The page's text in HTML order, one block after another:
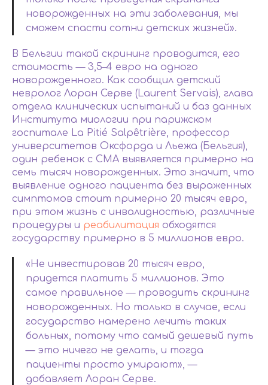
новорожденных на эти заболевания, мы
сможем спасти сотни детских жизней».
В Бельгии такой скрининг проводится, его
стоимость — 3,5–4 евро на одного
новорожденного. Как сообщил детский
невролог Лоран Серве (Laurent Servais), глава
отдела клинических испытаний и баз данных
Института миологии при парижском
госпитале La Pitié Salpêtrière, профессор
университетов Оксфорда и Льежа (Бельгия),
один ребенок с СМА выявляется примерно на
семь тысяч новорожденных. Это значит, что
выявление одного пациента без выраженных
симптомов стоит примерно 20 тысяч евро,
при этом жизнь с инвалидностью, различные
процедуры и реабилитация обходятся
государству примерно в 5 миллионов евро.
«Не инвестировав 20 тысяч евро,
придется платить 5 миллионов. Это
самое правильное — проводить скрининг
новорожденных. Но только в случае, если
государство намерено лечить таких
больных, потому что самый дешевый путь
— это ничего не делать, и тогда
пациенты просто умирают», —
добавляет Лоран Серве.